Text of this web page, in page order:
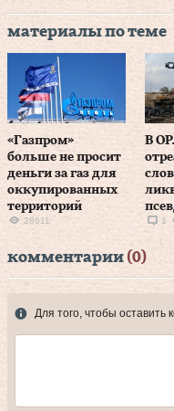
материалы по теме
«Газпром»
больше не просит
деньги за газ для
оккупированных
территорий
28611
В
1
комментарии (0)
Для того, чтобы